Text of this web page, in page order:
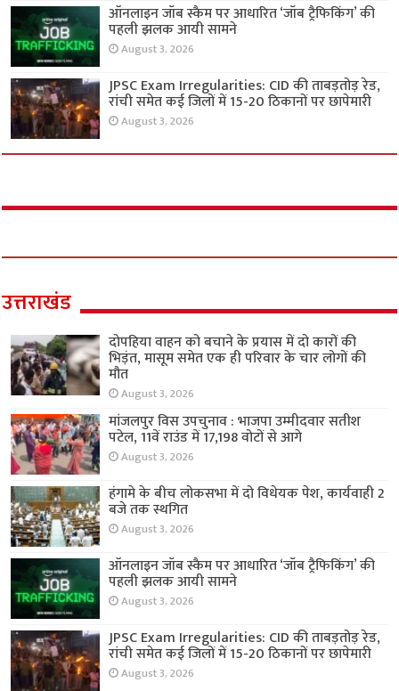
ऑनलाइन जॉब स्कैम पर आधारित ‘जॉब ट्रैफिकिंग’ की
पहली झलक आयी सामने
August 3, 2026
JPSC Exam Irregularities: CID की ताबड़तोड़ रेड,
रांची समेत कई जिलों में 15-20 ठिकानों पर छापेमारी
August 3, 2026
उत्तराखंड
दोपहिया वाहन को बचाने के प्रयास में दो कारों की
भिड़ंत, मासूम समेत एक ही परिवार के चार लोगों की
मौत
August 3, 2026
मांजलपुर विस उपचुनाव : भाजपा उम्मीदवार सतीश
पटेल, 11वें राउंड में 17,198 वोटों से आगे
August 3, 2026
हंगामे के बीच लोकसभा में दो विधेयक पेश, कार्यवाही 2
बजे तक स्थगित
August 3, 2026
ऑनलाइन जॉब स्कैम पर आधारित ‘जॉब ट्रैफिकिंग’ की
पहली झलक आयी सामने
August 3, 2026
JPSC Exam Irregularities: CID की ताबड़तोड़ रेड,
रांची समेत कई जिलों में 15-20 ठिकानों पर छापेमारी
August 3, 2026